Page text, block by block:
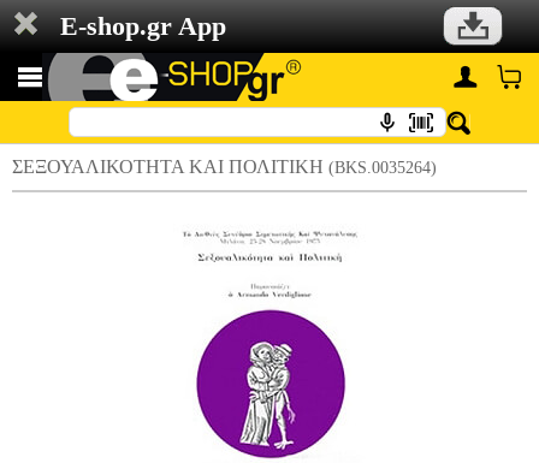
E-shop.gr App
ΣΕΞΟΥΑΛΙΚΟΤΗΤΑ ΚΑΙ ΠΟΛΙΤΙΚΗ (BKS.0035264)